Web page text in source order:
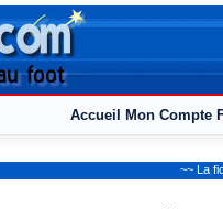
Accueil Mon Compte
~~ La